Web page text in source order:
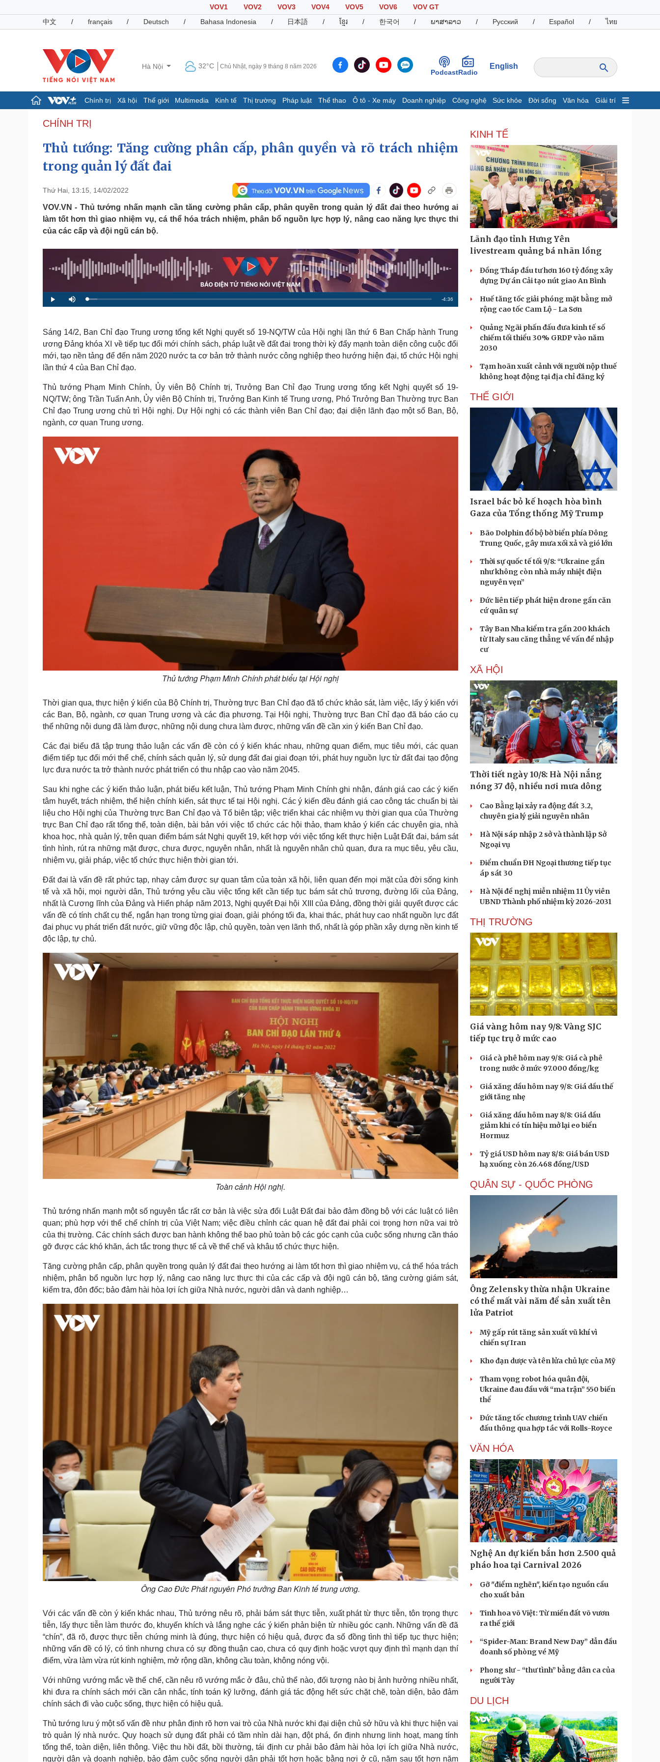
VOV1 VOV2 VOV3 VOV4 VOV5 VOV6
VOV GT
中文
/ français / Deutsch / Bahasa Indonesia / 日本語 / ខ្មែរ / 한국어 / ພາສາລາວ / Русский / Español / ไทย
Hà Nội 32°C Chủ Nhật, ngày 9 tháng 8 năm 2026
PodcastRadio
English
Chính trị Xã hội Thế giới Multimedia Kinh tế Thị trường Pháp luật Thể thao Ô tô - Xe máy Doanh nghiệp Công nghệ Sức khỏe Đời sống Văn hóa Giải trí
Chính trị
Tổ chức nhân sự
Quốc hội
Nhận diện sự thật
Dự báo thời tiết
Giáo dục
Dấu ấn VOV
Cuộc sống đó đây
Hồ sơ
Ảnh
E-Magazine
Bất động sản
Khởi nghiệp
Tiêu dùng
Tỷ giá
Chứng khoán
Giá cà phê
Pháp luật
Vụ án
Tin nóng
Tư vấn luật
Quân sự - Quốc phòng
Việt Nam
Phân tích
Thể thao
Bóng đá
Lịch thi đấu bóng đá
Hậu trường
Ô tô - Xe máy
Ô tô
Xe máy
Doanh nghiệp
Thông tin doanh nghiệp
Doanh nghiệp 24h
Doanh nhân
Vì cộng đồng
Công nghệ
Sành điệu
Tin Công nghệ
Trải nghiệm
Chuyển đổi số
Sức khỏe
Cây thuốc
Sản phụ khoa
Nam khoa
Làm đẹp - giảm cân
Phòng mạch online
Ăn sạch sống khỏe
Đời sống
Blog
Tình yêu - Gia đình
Văn hóa
Sân khấu - Điện ảnh
Văn học
Âm nhạc
Giải trí
Nghệ sĩ
Thời trang
Sao Việt
Du lịch
Săn Tour
check-in
Podcast
Câu chuyện thời sự
Đọc truyện đêm khuya
Cửa sổ tình yêu
Hạt giống tâm hồn
CHÍNH TRỊ
Thủ tướng: Tăng cường phân cấp, phân quyền và rõ trách nhiệm
trong quản lý đất đai
Thứ Hai, 13:15, 14/02/2022
VOV.VN - Thủ tướng nhấn mạnh cần tăng cường phân cấp, phân quyền trong quản lý đất đai theo hướng ai
làm tốt hơn thì giao nhiệm vụ, cá thể hóa trách nhiệm, phân bổ nguồn lực hợp lý, nâng cao năng lực thực thi
của các cấp và đội ngũ cán bộ.
P
l
M
u
L
o
:
2
9
%
R
m
a
i
n
-4:36
Sáng 14/2, Ban Chỉ đạo Trung ương tổng kết Nghị quyết số 19-NQ/TW của Hội nghị lần thứ 6 Ban Chấp hành Trung
ương Đảng khóa XI về tiếp tục đổi mới chính sách, pháp luật về đất đai trong thời kỳ đẩy mạnh toàn diện công cuộc đổi
mới, tạo nền tảng để đến năm 2020 nước ta cơ bản trở thành nước công nghiệp theo hướng hiện đại, tổ chức Hội nghị
lần thứ 4 của Ban Chỉ đạo.
Thủ tướng Phạm Minh Chính, Ủy viên Bộ Chính trị, Trưởng Ban Chỉ đạo Trung ương tổng kết Nghị quyết số 19-
NQ/TW; ông Trần Tuấn Anh, Ủy viên Bộ Chính trị, Trưởng Ban Kinh tế Trung ương, Phó Trưởng Ban Thường trực Ban
Chỉ đạo Trung ương chủ trì Hội nghị. Dự Hội nghị có các thành viên Ban Chỉ đạo; đại diện lãnh đạo một số Ban, Bộ,
ngành, cơ quan Trung ương.
Thủ tướng Phạm Minh Chính phát biểu tại Hội nghị
Thời gian qua, thực hiện ý kiến của Bộ Chính trị, Thường trực Ban Chỉ đạo đã tổ chức khảo sát, làm việc, lấy ý kiến với
các Ban, Bộ, ngành, cơ quan Trung ương và các địa phương. Tại Hội nghị, Thường trực Ban Chỉ đạo đã báo cáo cụ
thể những nội dung đã làm được, những nội dung chưa làm được, những vấn đề cần xin ý kiến Ban Chỉ đạo.
Các đại biểu đã tập trung thảo luận các vấn đề còn có ý kiến khác nhau, những quan điểm, mục tiêu mới, các quan
điểm tiếp tục đổi mới thể chế, chính sách quản lý, sử dụng đất đai giai đoạn tới, phát huy nguồn lực từ đất đai tạo động
lực đưa nước ta trở thành nước phát triển có thu nhập cao vào năm 2045.
Sau khi nghe các ý kiến thảo luận, phát biểu kết luận, Thủ tướng Phạm Minh Chính ghi nhận, đánh giá cao các ý kiến
tâm huyết, trách nhiệm, thể hiện chính kiến, sát thực tế tại Hội nghị. Các ý kiến đều đánh giá cao công tác chuẩn bị tài
liệu cho Hội nghị của Thường trực Ban Chỉ đạo và Tổ biên tập; việc triển khai các nhiệm vụ thời gian qua của Thường
trực Ban Chỉ đạo rất tổng thể, toàn diện, bài bản với việc tổ chức các hội thảo, tham khảo ý kiến các chuyên gia, nhà
khoa học, nhà quản lý, trên quan điểm bám sát Nghị quyết 19, kết hợp với việc tổng kết thực hiện Luật Đất đai, bám sát
tình hình, rút ra những mặt được, chưa được, nguyên nhân, nhất là nguyên nhân chủ quan, đưa ra mục tiêu, yêu cầu,
nhiệm vụ, giải pháp, việc tổ chức thực hiện thời gian tới.
Đất đai là vấn đề rất phức tạp, nhạy cảm được sự quan tâm của toàn xã hội, liên quan đến mọi mặt của đời sống kinh
tế và xã hội, mọi người dân, Thủ tướng yêu cầu việc tổng kết cần tiếp tục bám sát chủ trương, đường lối của Đảng,
nhất là Cương lĩnh của Đảng và Hiến pháp năm 2013, Nghị quyết Đại hội XIII của Đảng, đồng thời giải quyết được các
vấn đề có tính chất cụ thể, ngắn hạn trong từng giai đoạn, giải phóng tối đa, khai thác, phát huy cao nhất nguồn lực đất
đai phục vụ phát triển đất nước, giữ vững độc lập, chủ quyền, toàn vẹn lãnh thổ, nhất là góp phần xây dựng nền kinh tế
độc lập, tự chủ.
Toàn cảnh Hội nghị.
Thủ tướng nhấn mạnh một số nguyên tắc rất cơ bản là việc sửa đổi Luật Đất đai bảo đảm đồng bộ với các luật có liên
quan; phù hợp với thể chế chính trị của Việt Nam; việc điều chỉnh các quan hệ đất đai phải coi trọng hơn nữa vai trò
của thị trường. Các chính sách được ban hành không thể bao phủ toàn bộ các góc cạnh của cuộc sống nhưng cần tháo
gỡ được các khó khăn, ách tắc trong thực tế cả về thể chế và khâu tổ chức thực hiện.
Tăng cường phân cấp, phân quyền trong quản lý đất đai theo hướng ai làm tốt hơn thì giao nhiệm vụ, cá thể hóa trách
nhiệm, phân bổ nguồn lực hợp lý, nâng cao năng lực thực thi của các cấp và đội ngũ cán bộ, tăng cường giám sát,
kiểm tra, đôn đốc; bảo đảm hài hòa lợi ích giữa Nhà nước, người dân và danh nghiệp…
Ông Cao Đức Phát nguyên Phó trưởng Ban Kinh tế trung ương.
Với các vấn đề còn ý kiến khác nhau, Thủ tướng nêu rõ, phải bám sát thực tiễn, xuất phát từ thực tiễn, tôn trọng thực
tiễn, lấy thực tiễn làm thước đo, khuyến khích và lắng nghe các ý kiến phản biện từ nhiều góc cạnh. Những vấn đề đã
“chín”, đã rõ, được thực tiễn chứng minh là đúng, thực hiện có hiệu quả, được đa số đồng tình thì tiếp tục thực hiện;
những vấn đề có lý, có tình nhưng chưa có sự đồng thuận cao, chưa có quy định hoặc vượt quy định thì mạnh dạn thí
điểm, vừa làm vừa rút kinh nghiệm, mở rộng dần, không cầu toàn, không nóng vội.
Với những vướng mắc về thể chế, cần nêu rõ vướng mắc ở đâu, chủ thể nào, đối tượng nào bị ảnh hưởng nhiều nhất,
khi đưa ra chính sách mới cần cân nhắc, tính toán kỹ lưỡng, đánh giá tác động hết sức chặt chẽ, toàn diện, bảo đảm
chính sách đi vào cuộc sống, thực hiện có hiệu quả.
Thủ tướng lưu ý một số vấn đề như phân định rõ hơn vai trò của Nhà nước khi đại diện chủ sở hữu và khi thực hiện vai
trò quản lý nhà nước. Quy hoạch sử dụng đất phải có tầm nhìn dài hạn, đột phá, ổn định nhưng linh hoạt, mang tính
tổng thể, toàn diện, liên thông. Việc thu hồi đất, bồi thường, tái định cư phải bảo đảm hài hòa lợi ích giữa Nhà nước,
người dân và doanh nghiệp, bảo đảm cuộc sống người dân phải tốt hơn hoặc bằng nơi ở cũ, năm sau tốt hơn năm
KINH TẾ
Lãnh đạo tỉnh Hưng Yên
livestream quảng bá nhãn lồng
Đồng Tháp đầu tư hơn 160 tỷ đồng xây
dựng Dự án Cải tạo nút giao An Bình
Huế tăng tốc giải phóng mặt bằng mở
rộng cao tốc Cam Lộ - La Sơn
Quảng Ngãi phấn đấu đưa kinh tế số
chiếm tối thiểu 30% GRDP vào năm
2030
Tạm hoãn xuất cảnh với người nộp thuế
không hoạt động tại địa chỉ đăng ký
THẾ GIỚI
Israel bác bỏ kế hoạch hòa bình
Gaza của Tổng thống Mỹ Trump
Bão Dolphin đổ bộ bờ biển phía Đông
Trung Quốc, gây mưa xối xả và gió lớn
Thời sự quốc tế tối 9/8: “Ukraine gần
như không còn nhà máy nhiệt điện
nguyên vẹn”
Đức liên tiếp phát hiện drone gần căn
cứ quân sự
Tây Ban Nha kiểm tra gần 200 khách
từ Italy sau căng thẳng về vấn đề nhập
cư
XÃ HỘI
Thời tiết ngày 10/8: Hà Nội nắng
nóng 37 độ, nhiều nơi mưa dông
Cao Bằng lại xảy ra động đất 3.2,
chuyên gia lý giải nguyên nhân
Hà Nội sáp nhập 2 sở và thành lập Sở
Ngoại vụ
Điểm chuẩn ĐH Ngoại thương tiếp tục
áp sát 30
Hà Nội đề nghị miễn nhiệm 11 Ủy viên
UBND Thành phố nhiệm kỳ 2026-2031
THỊ TRƯỜNG
Giá vàng hôm nay 9/8: Vàng SJC
tiếp tục trụ ở mức cao
Giá cà phê hôm nay 9/8: Giá cà phê
trong nước ở mức 97.000 đồng/kg
Giá xăng dầu hôm nay 9/8: Giá dầu thế
giới tăng nhẹ
Giá xăng dầu hôm nay 8/8: Giá dầu
giảm khi có tín hiệu mở lại eo biển
Hormuz
Tỷ giá USD hôm nay 8/8: Giá bán USD
hạ xuống còn 26.468 đồng/USD
QUÂN SỰ - QUỐC PHÒNG
Ông Zelensky thừa nhận Ukraine
có thể mất vài năm để sản xuất tên
lửa Patriot
Mỹ gấp rút tăng sản xuất vũ khí vì
chiến sự Iran
Kho đạn dược và tên lửa chủ lực của Mỹ
Tham vọng robot hóa quân đội,
Ukraine đau đầu với “ma trận” 550 biến
thể
Đức tăng tốc chương trình UAV chiến
đấu thông qua hợp tác với Rolls-Royce
VĂN HÓA
Nghệ An dự kiến bắn hơn 2.500 quả
pháo hoa tại Carnival 2026
Gỡ "điểm nghẽn", kiến tạo nguồn cầu
cho xuất bản
Tinh hoa võ Việt: Từ miền đất võ vươn
ra thế giới
“Spider-Man: Brand New Day” dẫn đầu
doanh số phòng vé Mỹ
Phong slư - “thư tình” bằng dân ca của
người Tày
DU LỊCH